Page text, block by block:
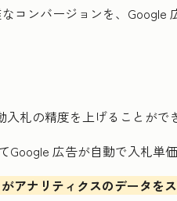
コンバージョンを、Google
札の精度を上げることがで
広告が自動で入札単
アナリティクスのデータ